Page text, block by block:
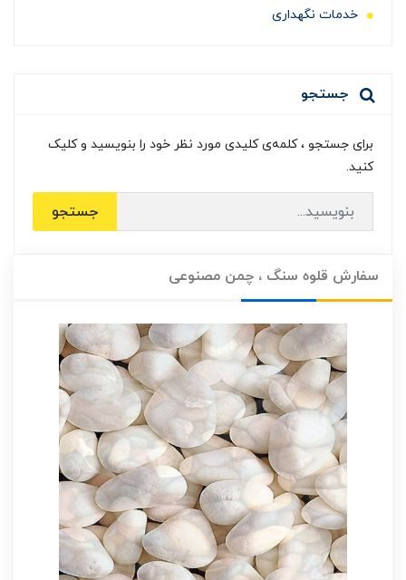
خدمات نگهداری
جستجو
برای جستجو ، کلمه‌ی کلیدی مورد نظر خود را بنویسید و کلیک
کنید.
جستجو
سفارش قلوه سنگ ، چمن مصنوعی